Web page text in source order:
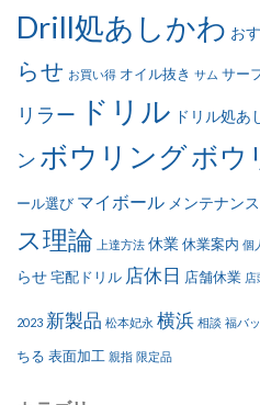
Drill処あしかわ お
らせ お買い得 オイル抜き サム サー
リラー ドリル ドリル処あ
ン ボウリングボウ
ール選び マイボール メンテナンス
ス理論
上達方法 休業 休業案内 個
らせ 宅配ドリル 店休日 店舗休業 店
2023 新製品 松本妃永 横浜 相談 福バ
ちる 表面加工 親指 限定品